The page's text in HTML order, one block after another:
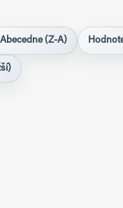
Abecedne (Z-A)